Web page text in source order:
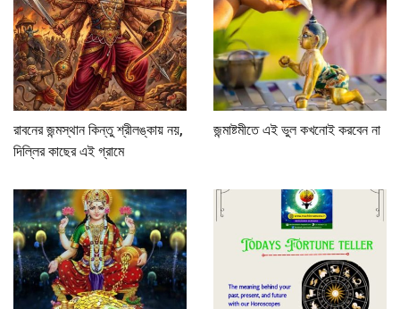
রাবনের জন্মস্থান কিন্তু শ্রীলঙ্কায় নয়,
দিল্লির কাছের এই গ্রামে
জন্মাষ্টমীতে এই ভুল কখনোই করবেন না